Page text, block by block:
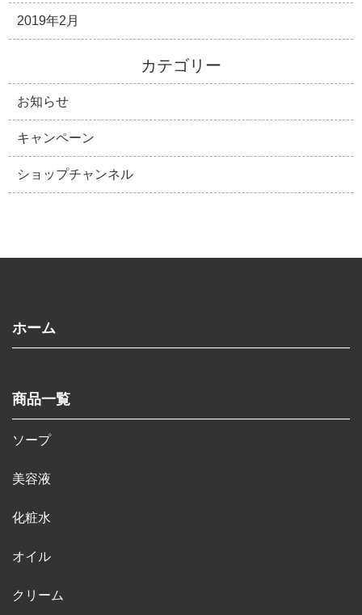
2019年2月
カテゴリー
お知らせ
キャンペーン
ショップチャンネル
ホーム
商品一覧
ソープ
美容液
化粧水
オイル
クリーム